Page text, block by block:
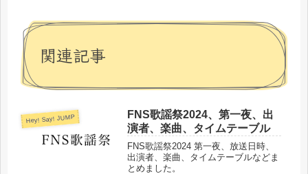
関連記事
Hey! Say! JUMP
FNS歌謡祭2024、第一夜、出
演者、楽曲、タイムテーブル
FNS歌謡祭2024 第一夜、放送日時、
出演者、楽曲、タイムテーブルなどま
とめました。